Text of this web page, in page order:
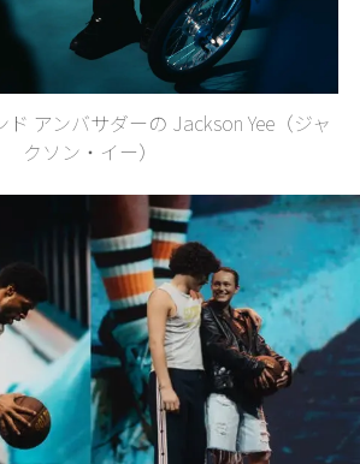
アンバサダーの Jackson Yee（ジャ
クソン・イー）